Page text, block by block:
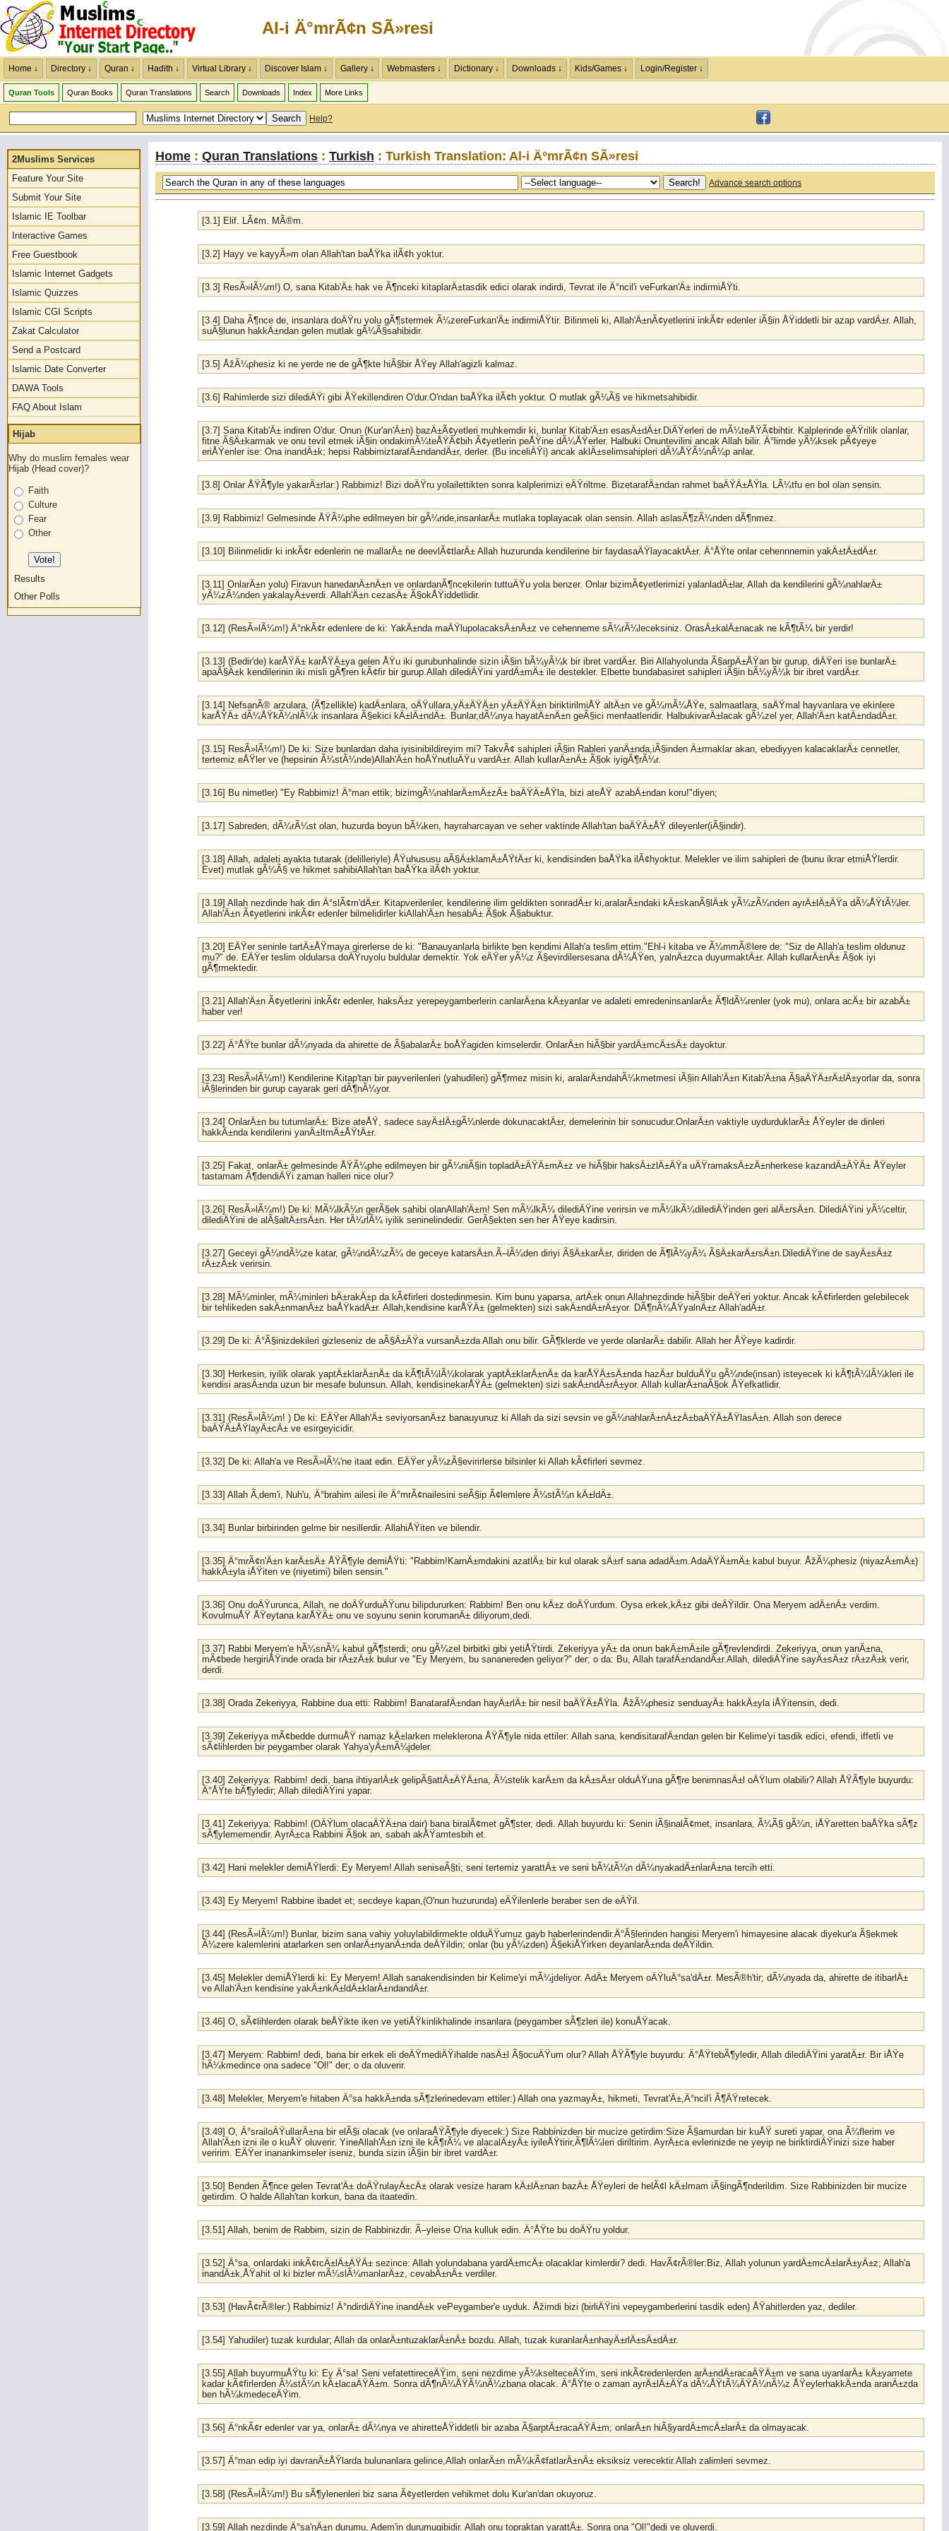
Al-i Ä°mrÃ¢n SÃ»resi
Home ↓ Directory ↓ Quran ↓ Hadith ↓ Virtual Library ↓ Discover Islam ↓ Gallery ↓ Webmasters ↓ Dictionary ↓ Downloads ↓ Kids/Games ↓ Login/Register ↓
Quran Tools Quran Books Quran Translations Search Downloads Index More Links
Help?
2Muslims Services
Feature Your Site
Submit Your Site
Islamic IE Toolbar
Interactive Games
Free Guestbook
Islamic Internet Gadgets
Islamic Quizzes
Islamic CGI Scripts
Zakat Calculator
Send a Postcard
Islamic Date Converter
DAWA Tools
FAQ About Islam
Hijab
Why do muslim females wear
Hijab (Head cover)?
Faith
Culture
Fear
Other
Results
Other Polls
Home : Quran Translations : Turkish : Turkish Translation: Al-i Ä°mrÃ¢n SÃ»resi
Advance search options
[3.1] Elif. LÃ¢m. MÃ®m.
[3.2] Hayy ve kayyÃ»m olan Allah'tan baÅŸka ilÃ¢h yoktur.
[3.3] ResÃ»lÃ¼m!) O, sana Kitab'Ä± hak ve Ã¶nceki kitaplarÄ±tasdik edici olarak indirdi, Tevrat ile Ä°ncil'i veFurkan'Ä± indirmiÅŸti.
[3.4] Daha Ã¶nce de, insanlara doÄŸru yolu gÃ¶stermek Ã¼zereFurkan'Ä± indirmiÅŸtir. Bilinmeli ki, Allah'Ä±nÃ¢yetlerini inkÃ¢r edenler iÃ§in ÅŸiddetli bir azap vardÄ±r. Allah,
suÃ§lunun hakkÄ±ndan gelen mutlak gÃ¼Ã§sahibidir.
[3.5] ÅžÃ¼phesiz ki ne yerde ne de gÃ¶kte hiÃ§bir ÅŸey Allah'agizli kalmaz.
[3.6] Rahimlerde sizi dilediÄŸi gibi ÅŸekillendiren O'dur.O'ndan baÅŸka ilÃ¢h yoktur. O mutlak gÃ¼Ã§ ve hikmetsahibidir.
[3.7] Sana Kitab'Ä± indiren O'dur. Onun (Kur'an'Ä±n) bazÄ±Ã¢yetleri muhkemdir ki, bunlar Kitab'Ä±n esasÄ±dÄ±r.DiÄŸerleri de mÃ¼teÅŸÃ¢bihtir. Kalplerinde eÄŸrilik olanlar,
fitne Ã§Ä±karmak ve onu tevil etmek iÃ§in ondakimÃ¼teÅŸÃ¢bih Ã¢yetlerin peÅŸine dÃ¼ÅŸerler. Halbuki Onuntevilini ancak Allah bilir. Ä°limde yÃ¼ksek pÃ¢yeye
eriÅŸenler ise: Ona inandÄ±k; hepsi RabbimiztarafÄ±ndandÄ±r, derler. (Bu inceliÄŸi) ancak aklÄ±selimsahipleri dÃ¼ÅŸÃ¼nÃ¼p anlar.
[3.8] Onlar ÅŸÃ¶yle yakarÄ±rlar:) Rabbimiz! Bizi doÄŸru yolailettikten sonra kalplerimizi eÄŸriltme. BizetarafÄ±ndan rahmet baÄŸÄ±ÅŸla. LÃ¼tfu en bol olan sensin.
[3.9] Rabbimiz! Gelmesinde ÅŸÃ¼phe edilmeyen bir gÃ¼nde,insanlarÄ± mutlaka toplayacak olan sensin. Allah aslasÃ¶zÃ¼nden dÃ¶nmez.
[3.10] Bilinmelidir ki inkÃ¢r edenlerin ne mallarÄ± ne deevlÃ¢tlarÄ± Allah huzurunda kendilerine bir faydasaÄŸlayacaktÄ±r. Ä°ÅŸte onlar cehennnemin yakÄ±tÄ±dÄ±r.
[3.11] OnlarÄ±n yolu) Firavun hanedanÄ±nÄ±n ve onlardanÃ¶ncekilerin tuttuÄŸu yola benzer. Onlar bizimÃ¢yetlerimizi yalanladÄ±lar, Allah da kendilerini gÃ¼nahlarÄ±
yÃ¼zÃ¼nden yakalayÄ±verdi. Allah'Ä±n cezasÄ± Ã§okÅŸiddetlidir.
[3.12] (ResÃ»lÃ¼m!) Ä°nkÃ¢r edenlere de ki: YakÄ±nda maÄŸlupolacaksÄ±nÄ±z ve cehenneme sÃ¼rÃ¼leceksiniz. OrasÄ±kalÄ±nacak ne kÃ¶tÃ¼ bir yerdir!
[3.13] (Bedir'de) karÅŸÄ± karÅŸÄ±ya gelen ÅŸu iki gurubunhalinde sizin iÃ§in bÃ¼yÃ¼k bir ibret vardÄ±r. Biri Allahyolunda Ã§arpÄ±ÅŸan bir gurup, diÄŸeri ise bunlarÄ±
apaÃ§Ä±k kendilerinin iki misli gÃ¶ren kÃ¢fir bir gurup.Allah dilediÄŸini yardÄ±mÄ± ile destekler. Elbette bundabasiret sahipleri iÃ§in bÃ¼yÃ¼k bir ibret vardÄ±r.
[3.14] NefsanÃ® arzulara, (Ã¶zellikle) kadÄ±nlara, oÄŸullara,yÄ±ÄŸÄ±n yÄ±ÄŸÄ±n biriktirilmiÅŸ altÄ±n ve gÃ¼mÃ¼ÅŸe, salmaatlara, saÄŸmal hayvanlara ve ekinlere
karÅŸÄ± dÃ¼ÅŸkÃ¼nlÃ¼k insanlara Ã§ekici kÄ±lÄ±ndÄ±. Bunlar,dÃ¼nya hayatÄ±nÄ±n geÃ§ici menfaatleridir. HalbukivarÄ±lacak gÃ¼zel yer, Allah'Ä±n katÄ±ndadÄ±r.
[3.15] ResÃ»lÃ¼m!) De ki: Size bunlardan daha iyisinibildireyim mi? TakvÃ¢ sahipleri iÃ§in Rableri yanÄ±nda,iÃ§inden Ä±rmaklar akan, ebediyyen kalacaklarÄ± cennetler,
tertemiz eÅŸler ve (hepsinin Ã¼stÃ¼nde)Allah'Ä±n hoÅŸnutluÄŸu vardÄ±r. Allah kullarÄ±nÄ± Ã§ok iyigÃ¶rÃ¼r.
[3.16] Bu nimetler) "Ey Rabbimiz! Ä°man ettik; bizimgÃ¼nahlarÄ±mÄ±zÄ± baÄŸÄ±ÅŸla, bizi ateÅŸ azabÄ±ndan koru!"diyen;
[3.17] Sabreden, dÃ¼rÃ¼st olan, huzurda boyun bÃ¼ken, hayraharcayan ve seher vaktinde Allah'tan baÄŸÄ±ÅŸ dileyenler(iÃ§indir).
[3.18] Allah, adaleti ayakta tutarak (delilleriyle) ÅŸuhususu aÃ§Ä±klamÄ±ÅŸtÄ±r ki, kendisinden baÅŸka ilÃ¢hyoktur. Melekler ve ilim sahipleri de (bunu ikrar etmiÅŸlerdir.
Evet) mutlak gÃ¼Ã§ ve hikmet sahibiAllah'tan baÅŸka ilÃ¢h yoktur.
[3.19] Allah nezdinde hak din Ä°slÃ¢m'dÄ±r. Kitapverilenler, kendilerine ilim geldikten sonradÄ±r ki,aralarÄ±ndaki kÄ±skanÃ§lÄ±k yÃ¼zÃ¼nden ayrÄ±lÄ±ÄŸa dÃ¼ÅŸtÃ¼ler.
Allah'Ä±n Ã¢yetlerini inkÃ¢r edenler bilmelidirler kiAllah'Ä±n hesabÄ± Ã§ok Ã§abuktur.
[3.20] EÄŸer seninle tartÄ±ÅŸmaya girerlerse de ki: "Banauyanlarla birlikte ben kendimi Allah'a teslim ettim."Ehl-i kitaba ve Ã¼mmÃ®lere de: "Siz de Allah'a teslim oldunuz
mu?" de. EÄŸer teslim oldularsa doÄŸruyolu buldular demektir. Yok eÄŸer yÃ¼z Ã§evirdilersesana dÃ¼ÅŸen, yalnÄ±zca duyurmaktÄ±r. Allah kullarÄ±nÄ± Ã§ok iyi
gÃ¶rmektedir.
[3.21] Allah'Ä±n Ã¢yetlerini inkÃ¢r edenler, haksÄ±z yerepeygamberlerin canlarÄ±na kÄ±yanlar ve adaleti emredeninsanlarÄ± Ã¶ldÃ¼renler (yok mu), onlara acÄ± bir azabÄ±
haber ver!
[3.22] Ä°ÅŸte bunlar dÃ¼nyada da ahirette de Ã§abalarÄ± boÅŸagiden kimselerdir. OnlarÄ±n hiÃ§bir yardÄ±mcÄ±sÄ± dayoktur.
[3.23] ResÃ»lÃ¼m!) Kendilerine Kitap'tan bir payverilenleri (yahudileri) gÃ¶rmez misin ki, aralarÄ±ndahÃ¼kmetmesi iÃ§in Allah'Ä±n Kitab'Ä±na Ã§aÄŸÄ±rÄ±lÄ±yorlar da, sonra
iÃ§lerinden bir gurup cayarak geri dÃ¶nÃ¼yor.
[3.24] OnlarÄ±n bu tutumlarÄ±: Bize ateÅŸ, sadece sayÄ±lÄ±gÃ¼nlerde dokunacaktÄ±r, demelerinin bir sonucudur.OnlarÄ±n vaktiyle uydurduklarÄ± ÅŸeyler de dinleri
hakkÄ±nda kendilerini yanÄ±ltmÄ±ÅŸtÄ±r.
[3.25] Fakat, onlarÄ± gelmesinde ÅŸÃ¼phe edilmeyen bir gÃ¼niÃ§in topladÄ±ÄŸÄ±mÄ±z ve hiÃ§bir haksÄ±zlÄ±ÄŸa uÄŸramaksÄ±zÄ±nherkese kazandÄ±ÄŸÄ± ÅŸeyler
tastamam Ã¶dendiÄŸi zaman halleri nice olur?
[3.26] ResÃ»lÃ¼m!) De ki: MÃ¼lkÃ¼n gerÃ§ek sahibi olanAllah'Ä±m! Sen mÃ¼lkÃ¼ dilediÄŸine verirsin ve mÃ¼lkÃ¼dilediÄŸinden geri alÄ±rsÄ±n. DilediÄŸini yÃ¼celtir,
dilediÄŸini de alÃ§altÄ±rsÄ±n. Her tÃ¼rlÃ¼ iyilik seninelindedir. GerÃ§ekten sen her ÅŸeye kadirsin.
[3.27] Geceyi gÃ¼ndÃ¼ze katar, gÃ¼ndÃ¼zÃ¼ de geceye katarsÄ±n.Ã–lÃ¼den diriyi Ã§Ä±karÄ±r, diriden de Ã¶lÃ¼yÃ¼ Ã§Ä±karÄ±rsÄ±n.DilediÄŸine de sayÄ±sÄ±z
rÄ±zÄ±k verirsin.
[3.28] MÃ¼minler, mÃ¼minleri bÄ±rakÄ±p da kÃ¢firleri dostedinmesin. Kim bunu yaparsa, artÄ±k onun Allahnezdinde hiÃ§bir deÄŸeri yoktur. Ancak kÃ¢firlerden gelebilecek
bir tehlikeden sakÄ±nmanÄ±z baÅŸkadÄ±r. Allah,kendisine karÅŸÄ± (gelmekten) sizi sakÄ±ndÄ±rÄ±yor. DÃ¶nÃ¼ÅŸyalnÄ±z Allah'adÄ±r.
[3.29] De ki: Ä°Ã§inizdekileri gizleseniz de aÃ§Ä±ÄŸa vursanÄ±zda Allah onu bilir. GÃ¶klerde ve yerde olanlarÄ± dabilir. Allah her ÅŸeye kadirdir.
[3.30] Herkesin, iyilik olarak yaptÄ±klarÄ±nÄ± da kÃ¶tÃ¼lÃ¼kolarak yaptÄ±klarÄ±nÄ± da karÅŸÄ±sÄ±nda hazÄ±r bulduÄŸu gÃ¼nde(insan) isteyecek ki kÃ¶tÃ¼lÃ¼kleri ile
kendisi arasÄ±nda uzun bir mesafe bulunsun. Allah, kendisinekarÅŸÄ± (gelmekten) sizi sakÄ±ndÄ±rÄ±yor. Allah kullarÄ±naÃ§ok ÅŸefkatlidir.
[3.31] (ResÃ»lÃ¼m! ) De ki: EÄŸer Allah'Ä± seviyorsanÄ±z banauyunuz ki Allah da sizi sevsin ve gÃ¼nahlarÄ±nÄ±zÄ±baÄŸÄ±ÅŸlasÄ±n. Allah son derece
baÄŸÄ±ÅŸlayÄ±cÄ± ve esirgeyicidir.
[3.32] De ki: Allah'a ve ResÃ»lÃ¼'ne itaat edin. EÄŸer yÃ¼zÃ§evirirlerse bilsinler ki Allah kÃ¢firleri sevmez.
[3.33] Allah Ã‚dem'i, Nuh'u, Ä°brahim ailesi ile Ä°mrÃ¢nailesini seÃ§ip Ã¢lemlere Ã¼stÃ¼n kÄ±ldÄ±.
[3.34] Bunlar birbirinden gelme bir nesillerdir. AllahiÅŸiten ve bilendir.
[3.35] Ä°mrÃ¢n'Ä±n karÄ±sÄ± ÅŸÃ¶yle demiÅŸti: "Rabbim!KarnÄ±mdakini azatlÄ± bir kul olarak sÄ±rf sana adadÄ±m.AdaÄŸÄ±mÄ± kabul buyur. ÅžÃ¼phesiz (niyazÄ±mÄ±)
hakkÄ±yla iÅŸiten ve (niyetimi) bilen sensin."
[3.36] Onu doÄŸurunca, Allah, ne doÄŸurduÄŸunu bilipdururken: Rabbim! Ben onu kÄ±z doÄŸurdum. Oysa erkek,kÄ±z gibi deÄŸildir. Ona Meryem adÄ±nÄ± verdim.
KovulmuÅŸ ÅŸeytana karÅŸÄ± onu ve soyunu senin korumanÄ± diliyorum,dedi.
[3.37] Rabbi Meryem'e hÃ¼snÃ¼ kabul gÃ¶sterdi; onu gÃ¼zel birbitki gibi yetiÅŸtirdi. Zekeriyya yÄ± da onun bakÄ±mÄ±ile gÃ¶revlendirdi. Zekeriyya, onun yanÄ±na,
mÃ¢bede hergiriÅŸinde orada bir rÄ±zÄ±k bulur ve "Ey Meryem, bu sananereden geliyor?" der; o da: Bu, Allah tarafÄ±ndandÄ±r.Allah, dilediÄŸine sayÄ±sÄ±z rÄ±zÄ±k verir,
derdi.
[3.38] Orada Zekeriyya, Rabbine dua etti: Rabbim! BanatarafÄ±ndan hayÄ±rlÄ± bir nesil baÄŸÄ±ÅŸla. ÅžÃ¼phesiz senduayÄ± hakkÄ±yla iÅŸitensin, dedi.
[3.39] Zekeriyya mÃ¢bedde durmuÅŸ namaz kÄ±larken meleklerona ÅŸÃ¶yle nida ettiler: Allah sana, kendisitarafÄ±ndan gelen bir Kelime'yi tasdik edici, efendi, iffetli ve
sÃ¢lihlerden bir peygamber olarak Yahya'yÄ±mÃ¼jdeler.
[3.40] Zekeriyya: Rabbim! dedi, bana ihtiyarlÄ±k gelipÃ§attÄ±ÄŸÄ±na, Ã¼stelik karÄ±m da kÄ±sÄ±r olduÄŸuna gÃ¶re benimnasÄ±l oÄŸlum olabilir? Allah ÅŸÃ¶yle buyurdu:
Ä°ÅŸte bÃ¶yledir; Allah dilediÄŸini yapar.
[3.41] Zekeriyya: Rabbim! (OÄŸlum olacaÄŸÄ±na dair) bana biralÃ¢met gÃ¶ster, dedi. Allah buyurdu ki: Senin iÃ§inalÃ¢met, insanlara, Ã¼Ã§ gÃ¼n, iÅŸaretten baÅŸka sÃ¶z
sÃ¶ylememendir. AyrÄ±ca Rabbini Ã§ok an, sabah akÅŸamtesbih et.
[3.42] Hani melekler demiÅŸlerdi: Ey Meryem! Allah seniseÃ§ti; seni tertemiz yarattÄ± ve seni bÃ¼tÃ¼n dÃ¼nyakadÄ±nlarÄ±na tercih etti.
[3.43] Ey Meryem! Rabbine ibadet et; secdeye kapan,(O'nun huzurunda) eÄŸilenlerle beraber sen de eÄŸil.
[3.44] (ResÃ»lÃ¼m!) Bunlar, bizim sana vahiy yoluylabildirmekte olduÄŸumuz gayb haberlerindendir.Ä°Ã§lerinden hangisi Meryem'i himayesine alacak diyekur'a Ã§ekmek
Ã¼zere kalemlerini atarlarken sen onlarÄ±nyanÄ±nda deÄŸildin; onlar (bu yÃ¼zden) Ã§ekiÅŸirken deyanlarÄ±nda deÄŸildin.
[3.45] Melekler demiÅŸlerdi ki: Ey Meryem! Allah sanakendisinden bir Kelime'yi mÃ¼jdeliyor. AdÄ± Meryem oÄŸluÄ°sa'dÄ±r. MesÃ®h'tir; dÃ¼nyada da, ahirette de itibarlÄ±
ve Allah'Ä±n kendisine yakÄ±nkÄ±ldÄ±klarÄ±ndandÄ±r.
[3.46] O, sÃ¢lihlerden olarak beÅŸikte iken ve yetiÅŸkinlikhalinde insanlara (peygamber sÃ¶zleri ile) konuÅŸacak.
[3.47] Meryem: Rabbim! dedi, bana bir erkek eli deÄŸmediÄŸihalde nasÄ±l Ã§ocuÄŸum olur? Allah ÅŸÃ¶yle buyurdu: Ä°ÅŸtebÃ¶yledir, Allah dilediÄŸini yaratÄ±r. Bir iÅŸe
hÃ¼kmedince ona sadece "Ol!" der; o da oluverir.
[3.48] Melekler, Meryem'e hitaben Ä°sa hakkÄ±nda sÃ¶zlerinedevam ettiler:) Allah ona yazmayÄ±, hikmeti, Tevrat'Ä±,Ä°ncil'i Ã¶ÄŸretecek.
[3.49] O, Ä°srailoÄŸullarÄ±na bir elÃ§i olacak (ve onlaraÅŸÃ¶yle diyecek:) Size Rabbinizden bir mucize getirdim:Size Ã§amurdan bir kuÅŸ sureti yapar, ona Ã¼flerim ve
Allah'Ä±n izni ile o kuÅŸ oluverir. YineAllah'Ä±n izni ile kÃ¶rÃ¼ ve alacalÄ±yÄ± iyileÅŸtirir,Ã¶lÃ¼leri diriltirim. AyrÄ±ca evlerinizde ne yeyip ne biriktirdiÄŸinizi size haber
veririm. EÄŸer inanankimseler iseniz, bunda sizin iÃ§in bir ibret vardÄ±r.
[3.50] Benden Ã¶nce gelen Tevrat'Ä± doÄŸrulayÄ±cÄ± olarak vesize haram kÄ±lÄ±nan bazÄ± ÅŸeyleri de helÃ¢l kÄ±lmam iÃ§ingÃ¶nderildim. Size Rabbinizden bir mucize
getirdim. O halde Allah'tan korkun, bana da itaatedin.
[3.51] Allah, benim de Rabbim, sizin de Rabbinizdir. Ã–yleise O'na kulluk edin. Ä°ÅŸte bu doÄŸru yoldur.
[3.52] Ä°sa, onlardaki inkÃ¢rcÄ±lÄ±ÄŸÄ± sezince: Allah yolundabana yardÄ±mcÄ± olacaklar kimlerdir? dedi. HavÃ¢rÃ®ler:Biz, Allah yolunun yardÄ±mcÄ±larÄ±yÄ±z; Allah'a
inandÄ±k,ÅŸahit ol ki bizler mÃ¼slÃ¼manlarÄ±z, cevabÄ±nÄ± verdiler.
[3.53] (HavÃ¢rÃ®ler:) Rabbimiz! Ä°ndirdiÄŸine inandÄ±k vePeygamber'e uyduk. Åžimdi bizi (birliÄŸini vepeygamberlerini tasdik eden) ÅŸahitlerden yaz, dediler.
[3.54] Yahudiler) tuzak kurdular; Allah da onlarÄ±ntuzaklarÄ±nÄ± bozdu. Allah, tuzak kuranlarÄ±nhayÄ±rlÄ±sÄ±dÄ±r.
[3.55] Allah buyurmuÅŸtu ki: Ey Ä°sa! Seni vefatettireceÄŸim, seni nezdime yÃ¼kselteceÄŸim, seni inkÃ¢redenlerden arÄ±ndÄ±racaÄŸÄ±m ve sana uyanlarÄ± kÄ±yamete
kadar kÃ¢firlerden Ã¼stÃ¼n kÄ±lacaÄŸÄ±m. Sonra dÃ¶nÃ¼ÅŸÃ¼nÃ¼zbana olacak. Ä°ÅŸte o zaman ayrÄ±lÄ±ÄŸa dÃ¼ÅŸtÃ¼ÄŸÃ¼nÃ¼z ÅŸeylerhakkÄ±nda aranÄ±zda
ben hÃ¼kmedeceÄŸim.
[3.56] Ä°nkÃ¢r edenler var ya, onlarÄ± dÃ¼nya ve ahiretteÅŸiddetli bir azaba Ã§arptÄ±racaÄŸÄ±m; onlarÄ±n hiÃ§yardÄ±mcÄ±larÄ± da olmayacak.
[3.57] Ä°man edip iyi davranÄ±ÅŸlarda bulunanlara gelince,Allah onlarÄ±n mÃ¼kÃ¢fatlarÄ±nÄ± eksiksiz verecektir.Allah zalimleri sevmez.
[3.58] (ResÃ»lÃ¼m!) Bu sÃ¶ylenenleri biz sana Ã¢yetlerden vehikmet dolu Kur'an'dan okuyoruz.
[3.59] Allah nezdinde Ä°sa'nÄ±n durumu, Adem'in durumugibidir. Allah onu topraktan yarattÄ±. Sonra ona "Ol!"dedi ve oluverdi.